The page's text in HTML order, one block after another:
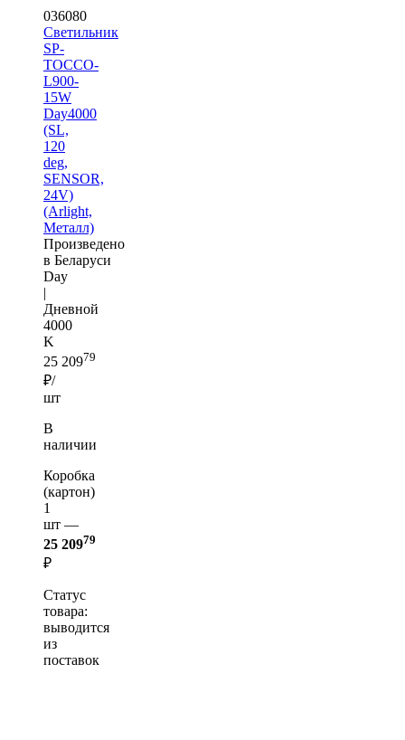
036080
Светильник
SP-
TOCCO-
L900-
15W
Day4000
(SL,
120
deg,
SENSOR,
24V)
(Arlight,
Металл)
Произведено
в Беларуси
Day
|
Дневной
4000
K
25 20979
₽/
шт
В
наличии
Коробка
(картон)
1
шт —
25 20979
₽
Статус
товара:
выводится
из
поставок